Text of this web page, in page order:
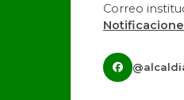
Correo